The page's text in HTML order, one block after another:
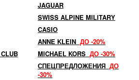
JAGUAR
SWISS ALPINE MILITARY
CASIO
ANNE KLEIN ДО -20%
MICHAEL KORS ДО -30%
СПЕЦПРЕДЛОЖЕНИЯ ДО
-30%